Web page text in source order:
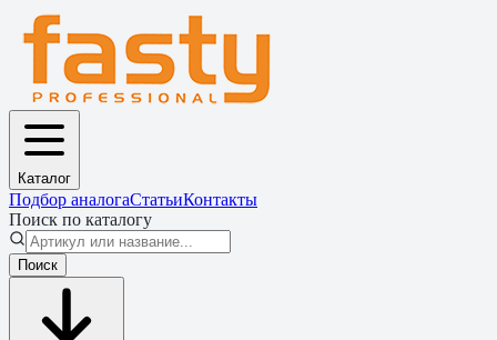
Каталог
Подбор аналогаСтатьиКонтакты
Поиск по каталогу
Поиск